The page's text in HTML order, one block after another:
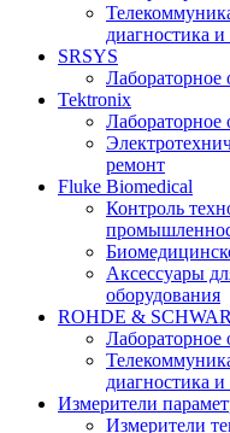
диагностика
SRSYS
Лабораторное
Tektronix
Лабораторное
ремонт
Fluke Biomedical
Контроль
Аксессуары
оборудования
ROHDE &
Лабораторное
диагностика
Измерители
Измерители